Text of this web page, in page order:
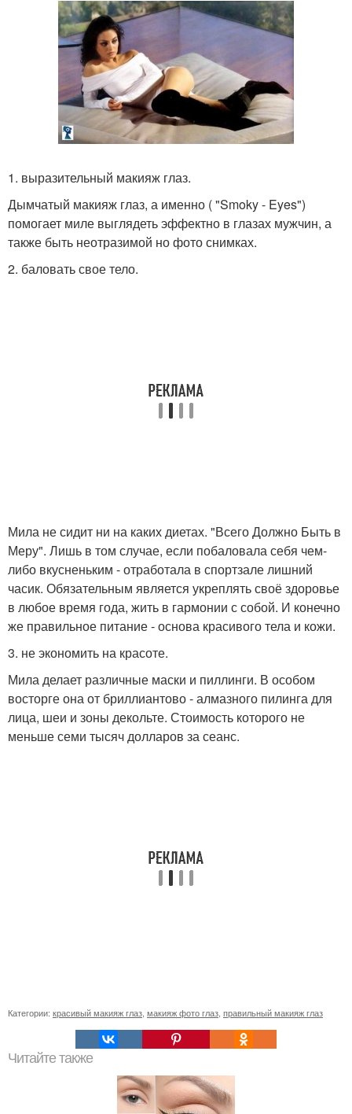
1. выразительный макияж глаз.
Дымчатый макияж глаз, а именно ( "Smoky - Eyes")
помогает миле выглядеть эффектно в глазах мужчин, а
также быть неотразимой но фото снимках.
2. баловать свое тело.
Мила не сидит ни на каких диетах. "Всего Должно Быть в
Меру". Лишь в том случае, если побаловала себя чем-
либо вкусненьким - отработала в спортзале лишний
часик. Обязательным является укреплять своё здоровье
в любое время года, жить в гармонии с собой. И конечно
же правильное питание - основа красивого тела и кожи.
3. не экономить на красоте.
Мила делает различные маски и пиллинги. В особом
восторге она от бриллиантово - алмазного пилинга для
лица, шеи и зоны декольте. Стоимость которого не
меньше семи тысяч долларов за сеанс.
Категории: красивый макияж глаз макияж фото глаз правильный макияж глаз
Читайте также